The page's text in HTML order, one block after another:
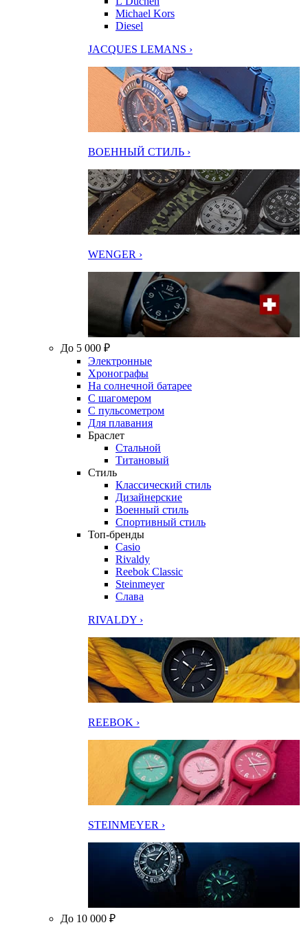
Michael Kors
Diesel
JACQUES LEMANS ›
ВОЕННЫЙ СТИЛЬ ›
WENGER ›
До 5 000 ₽
Электронные
Хронографы
На солнечной батарее
С шагомером
С пульсометром
Для плавания
Браслет
Стальной
Титановый
Стиль
Классический стиль
Дизайнерские
Военный стиль
Спортивный стиль
Топ-бренды
Casio
Rivaldy
Reebok Classic
Steinmeyer
Слава
RIVALDY ›
REEBOK ›
STEINMEYER ›
До 10 000 ₽